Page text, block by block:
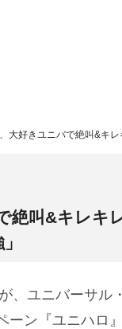
大好きユニバで絶叫&キレ
絶叫&キレキ
が、ユニバーサル
ーン『ユニハロ